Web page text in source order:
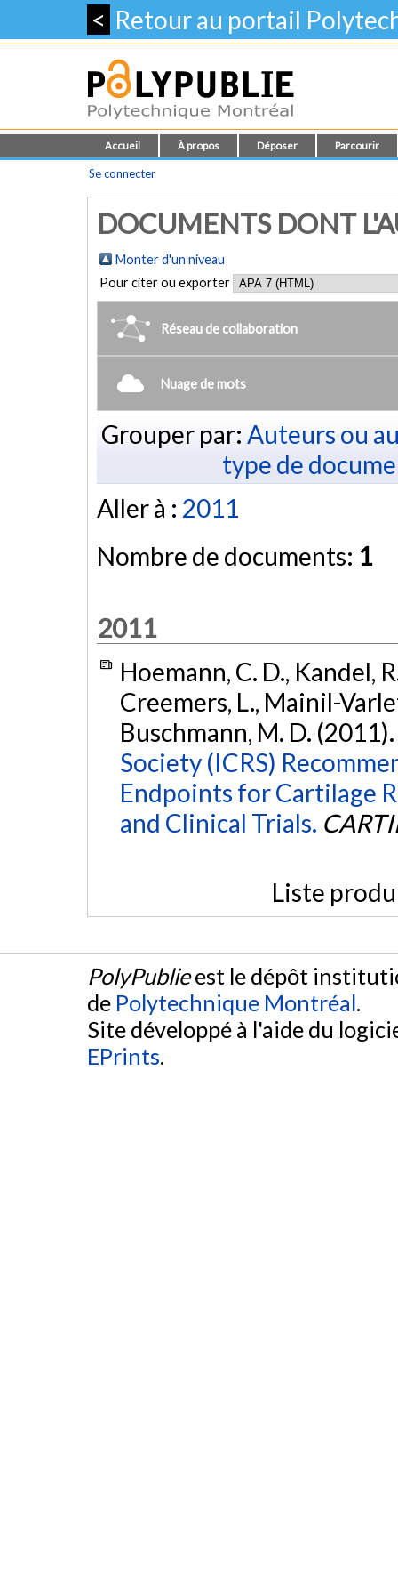
< Retour au portail
Accueil À propos Déposer Parcourir
Se connecter
DOCUMENTS DONT
Monter d'un niveau
Pour citer ou exporter
Réseau de collaboration
Nuage de mots
Grouper par: Auteurs ou
type de
Aller à : 2011
Nombre de documents: 1
2011
Hoemann, C. D., Kandel,
Creemers, L., Mainil-
Buschmann, M. D. (2011).
Society (ICRS)
Endpoints for Cartilage
and Clinical Trials.
Liste
PolyPublieest le dépôt
de Polytechnique Montréal.
Site développé à l'aide du
EPrints.